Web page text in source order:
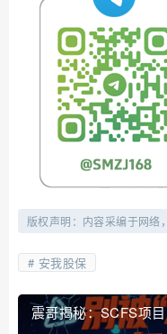
版权声明：内容采编于网络
安我股保
震哥揭秘：SCFS项